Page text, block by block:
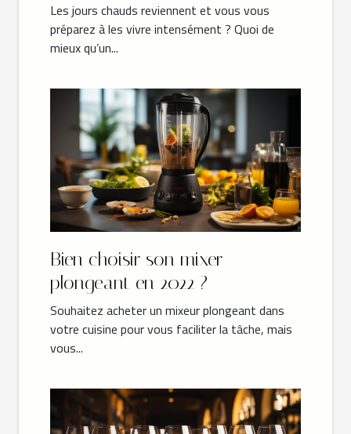
Les jours chauds reviennent et vous vous
préparez à les vivre intensément ? Quoi de
mieux qu’un...
Bien choisir son mixer
plongeant en 2022 ?
Souhaitez acheter un mixeur plongeant dans
votre cuisine pour vous faciliter la tâche, mais
vous...